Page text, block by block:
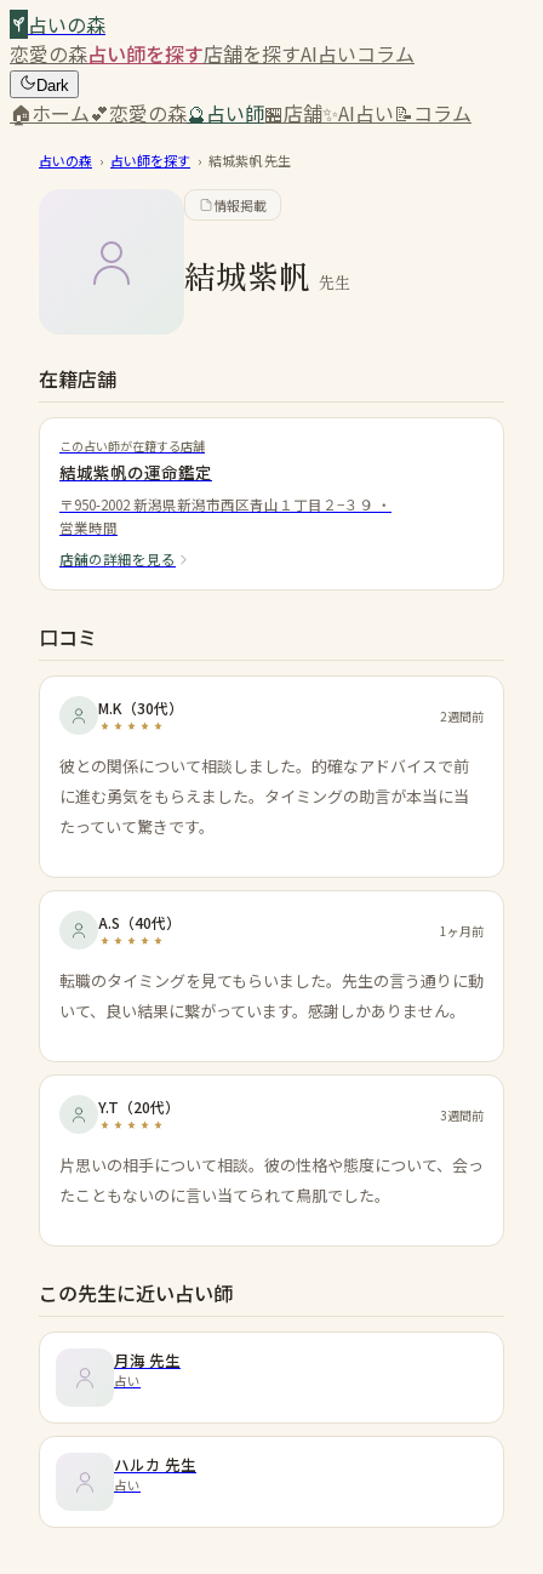
占いの森
恋愛の森占い師を探す店舗を探すAI占いコラム
Dark
🏠ホーム💕恋愛の森🔮占い師🏪店舗✨AI占い📝コラム
占いの森 › 占い師を探す › 結城紫帆先生
情報掲載
結城紫帆 先生
在籍店舗
この占い師が在籍する店舗
結城紫帆の運命鑑定
〒950-2002 新潟県新潟市西区青山１丁目２−３９ ・
営業時間
店舗の詳細を見る
口コミ
M.K （30代） 2週間前
彼との関係について相談しました。的確なアドバイスで前
に進む勇気をもらえました。タイミングの助言が本当に当
たっていて驚きです。
A.S （40代） 1ヶ月前
転職のタイミングを見てもらいました。先生の言う通りに動
いて、良い結果に繋がっています。感謝しかありません。
Y.T （20代） 3週間前
片思いの相手について相談。彼の性格や態度について、会っ
たこともないのに言い当てられて鳥肌でした。
この先生に近い占い師
月海 先生
占い
ハルカ 先生
占い